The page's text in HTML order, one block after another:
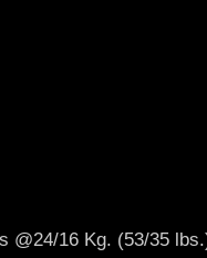
@24/16 Kg. (53/35